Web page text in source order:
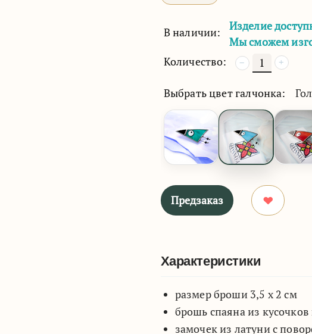
В наличии:
Изделие
Мы сможем
Количество:
+
−
Выбрать цвет галчонка:
Предзаказ
Характеристики
размер броши 3,5 х 2 см
брошь спаяна из
замочек из латуни с